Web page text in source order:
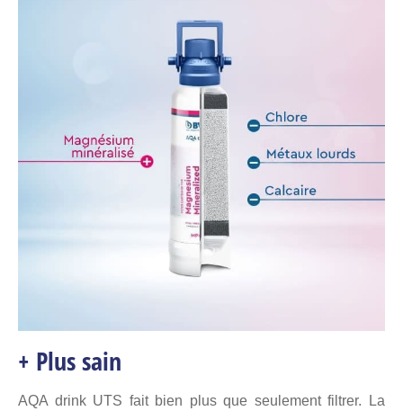
+ Plus sain
AQA drink UTS fait bien plus que seulement filtrer. La